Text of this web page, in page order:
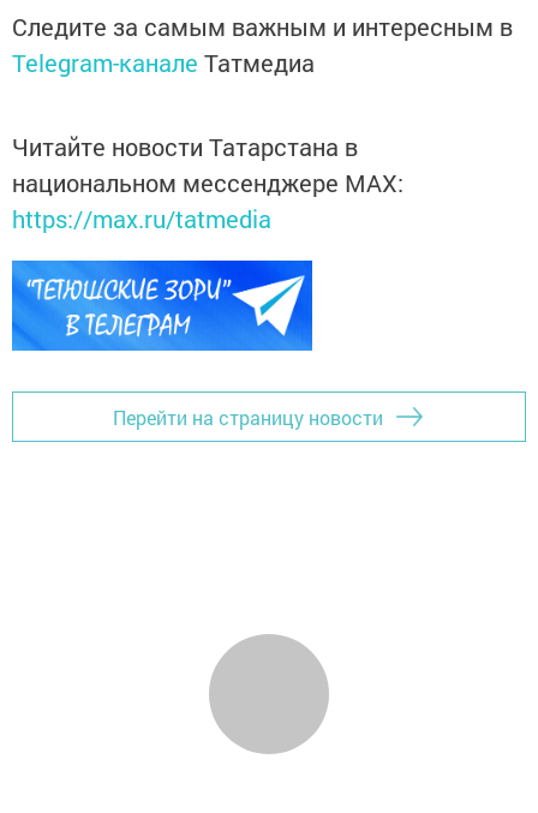
Следите за самым важным и интересным в
Telegram-канале Татмедиа
Читайте новости Татарстана в
национальном мессенджере MАХ:
https://max.ru/tatmedia
Перейти на страницу новости